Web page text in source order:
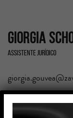
Giorgia
Assistente Jurídico
Formação